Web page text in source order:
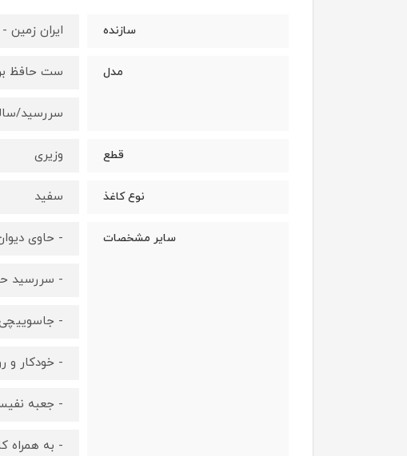
سازنده ایران زمین - Iranzamin
مدل ست حافظ
سررسید/
قطع وزیری
نوع کاغذ سفید
سایر مشخصات - حاوی
- سررسید
- جاسوییچی
- خودکار و
- جعبه
- به همراه